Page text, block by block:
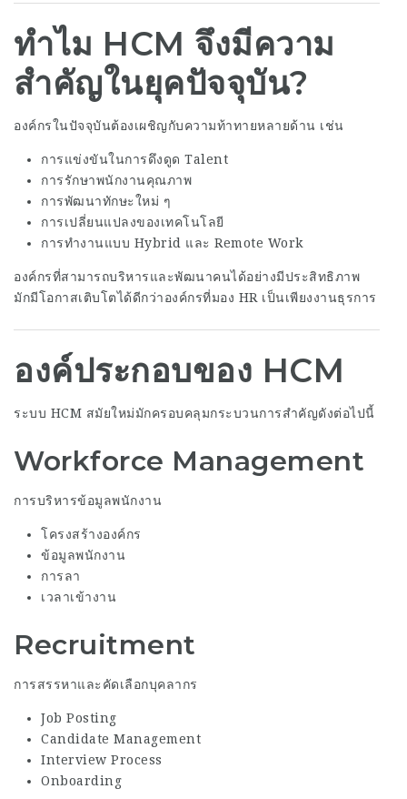
ทำไม HCM จึงมีความ
สำคัญในยุคปัจจุบัน?
องค์กรในปัจจุบันต้องเผชิญกับความท้าทายหลายด้าน เช่น
การแข่งขันในการดึงดูด Talent
การรักษาพนักงานคุณภาพ
การพัฒนาทักษะใหม่ ๆ
การเปลี่ยนแปลงของเทคโนโลยี
การทำงานแบบ Hybrid และ Remote Work
องค์กรที่สามารถบริหารและพัฒนาคนได้อย่างมีประสิทธิภาพ
มักมีโอกาสเติบโตได้ดีกว่าองค์กรที่มอง HR เป็นเพียงงานธุรการ
องค์ประกอบของ HCM
ระบบ HCM สมัยใหม่มักครอบคลุมกระบวนการสำคัญดังต่อไปนี้
Workforce Management
การบริหารข้อมูลพนักงาน
โครงสร้างองค์กร
ข้อมูลพนักงาน
การลา
เวลาเข้างาน
Recruitment
การสรรหาและคัดเลือกบุคลากร
Job Posting
Candidate Management
Interview Process
Onboarding